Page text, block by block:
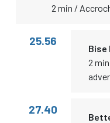
2 min /
25.56
Bise
2
27.40